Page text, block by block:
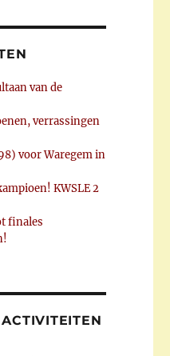
van de
verrassingen
voor Waregem in
KWSLE 2
finales